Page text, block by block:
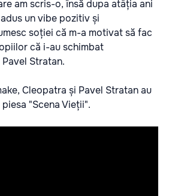
am scris-o, însă dupa atâția ani
un vibe pozitiv și
soției că m-a motivat să fac
că i-au schimbat
Stratan.
Cleopatra și Pavel Stratan au
"Scena Vieții".